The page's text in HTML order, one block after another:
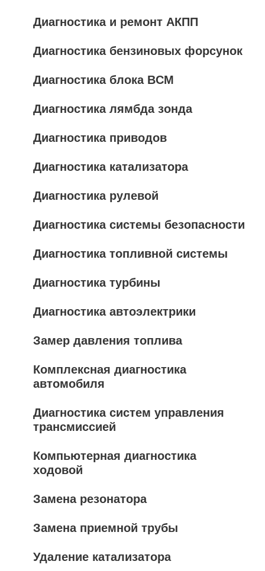
Диагностика и ремонт АКПП
Диагностика бензиновых форсунок
Диагностика блока BCM
Диагностика лямбда зонда
Диагностика приводов
Диагностика катализатора
Диагностика рулевой
Диагностика системы безопасности
Диагностика топливной системы
Диагностика турбины
Диагностика автоэлектрики
Замер давления топлива
Комплексная диагностика
автомобиля
Диагностика систем управления
трансмиссией
Компьютерная диагностика
ходовой
Замена резонатора
Замена приемной трубы
Удаление катализатора